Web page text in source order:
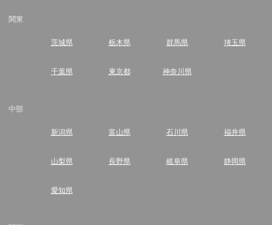
関東
茨城県 栃木県 群馬県 埼玉県
千葉県 東京都 神奈川県
中部
新潟県 富山県 石川県 福井県
山梨県 長野県 岐阜県 静岡県
愛知県